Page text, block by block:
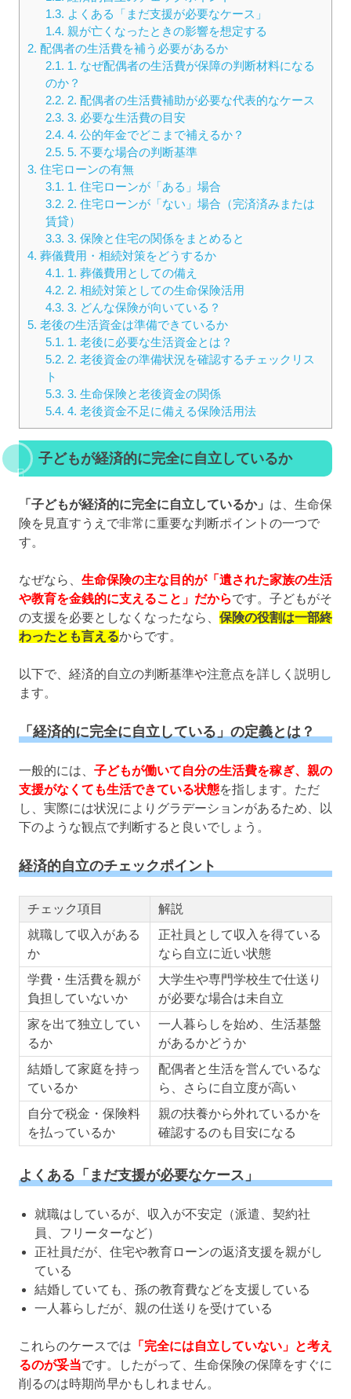
1.3. よくある「まだ支援が必要なケース」
1.4. 親が亡くなったときの影響を想定する
2. 配偶者の生活費を補う必要があるか
2.1. 1. なぜ配偶者の生活費が保障の判断材料になる
のか？
2.2. 2. 配偶者の生活費補助が必要な代表的なケース
2.3. 3. 必要な生活費の目安
2.4. 4. 公的年金でどこまで補えるか？
2.5. 5. 不要な場合の判断基準
3. 住宅ローンの有無
3.1. 1. 住宅ローンが「ある」場合
3.2. 2. 住宅ローンが「ない」場合（完済済みまたは
賃貸）
3.3. 3. 保険と住宅の関係をまとめると
4. 葬儀費用・相続対策をどうするか
4.1. 1. 葬儀費用としての備え
4.2. 2. 相続対策としての生命保険活用
4.3. 3. どんな保険が向いている？
5. 老後の生活資金は準備できているか
5.1. 1. 老後に必要な生活資金とは？
5.2. 2. 老後資金の準備状況を確認するチェックリス
ト
5.3. 3. 生命保険と老後資金の関係
5.4. 4. 老後資金不足に備える保険活用法
子どもが経済的に完全に自立しているか
「子どもが経済的に完全に自立しているか」 は、生命保
険を見直すうえで非常に重要な判断ポイントの一つで
す。
なぜなら、 生命保険の主な目的が「遺された家族の生活
や教育を金銭的に支えること」だからです。子どもがそ
の支援を必要としなくなったなら、 保険の役割は一部終
わったとも言えるからです。
以下で、経済的自立の判断基準や注意点を詳しく説明し
ます。
「経済的に完全に自立している」の定義とは？
一般的には、 子どもが働いて自分の生活費を稼ぎ、親の
支援がなくても生活できている状態を指します。ただ
し、実際には状況によりグラデーションがあるため、以
下のような観点で判断すると良いでしょう。
経済的自立のチェックポイント
チェック項目
解説
就職して収入がある
か
正社員として収入を得ている
なら自立に近い状態
学費・生活費を親が
負担していないか
大学生や専門学校生で仕送り
が必要な場合は未自立
家を出て独立してい
るか
一人暮らしを始め、生活基盤
があるかどうか
結婚して家庭を持っ
ているか
配偶者と生活を営んでいるな
ら、さらに自立度が高い
自分で税金・保険料
を払っているか
親の扶養から外れているかを
確認するのも目安になる
よくある「まだ支援が必要なケース」
就職はしているが、収入が不安定（派遣、契約社
員、フリーターなど）
正社員だが、住宅や教育ローンの返済支援を親がし
ている
結婚していても、孫の教育費などを支援している
一人暮らしだが、親の仕送りを受けている
これらのケースでは 「完全には自立していない」と考え
るのが妥当です。したがって、生命保険の保障をすぐに
削るのは時期尚早かもしれません。